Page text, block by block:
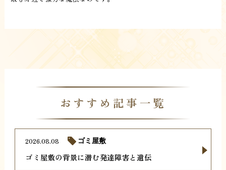
おすすめ記事一覧
ゴミ屋敷の背景に潜む発達障害と遺伝
2026.08.08 ゴミ屋敷